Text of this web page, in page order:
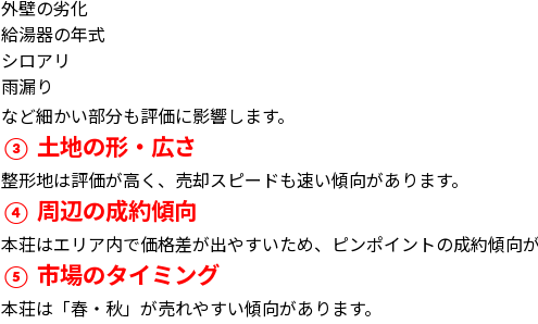
外壁の劣化
給湯器の年式
シロアリ
雨漏り
など細かい部分も評価に影響します。
③ 土地の形・広さ
整形地は評価が高く、売却スピードも速い傾向があります。
④ 周辺の成約傾向
本荘はエリア内で価格差が出やすいため、ピンポイントの成約傾向が
⑤ 市場のタイミング
本荘は「春・秋」が売れやすい傾向があります。